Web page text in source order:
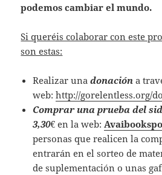
podemos cambiar el mundo.
Si queréis colaborar con este
son estas:
Realizar unadonación a
web:http://gorelentless.org/
Comprar una prueba del
3,30€ en la web:
personas que realicen la
entrarán en el sorteo de
de suplementación o unas